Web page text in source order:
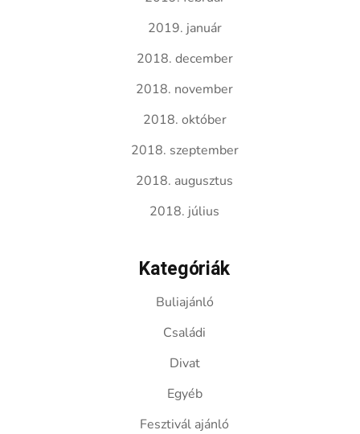
2019. január
2018. december
2018. november
2018. október
2018. szeptember
2018. augusztus
2018. július
Kategóriák
Buliajánló
Családi
Divat
Egyéb
Fesztivál ajánló